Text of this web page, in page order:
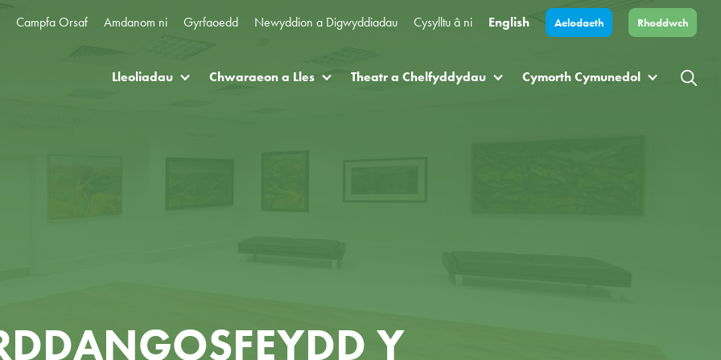
Campfa Orsaf Amdanom ni Gyrfaoedd Newyddion a Digwyddiadau Cysylltu â ni English Aelodaeth Rhoddwch
Lleoliadau Chwaraeon a Lles Theatr a Chelfyddydau Cymorth Cymunedol
Y